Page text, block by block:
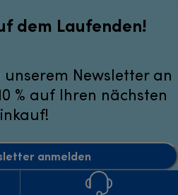
dem Laufenden!
unserem Newsletter an
% auf Ihren nächsten
anmelden